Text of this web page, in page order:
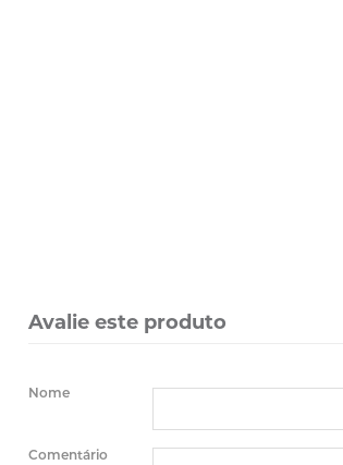
Avalie este produto
Nome
Comentário